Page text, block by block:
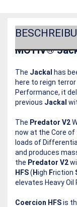
MOTIV®
The Jackal has
here to reign terror
Performance, it
previous Jackal
The Predator V2
now at the Core of
loads of
and produces
the Predator V2
HFS( High Friction
elevates Heavy Oil
Coercion HFSis